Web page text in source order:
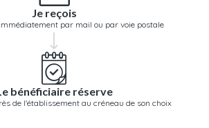
Je reçois
par mail ou par voie postale
bénéficiaire réserve
de l'établissement au créneau de son choix